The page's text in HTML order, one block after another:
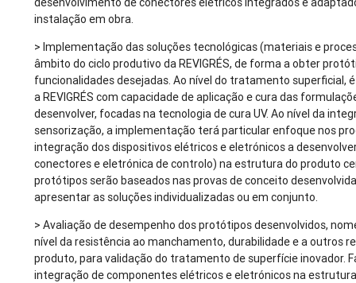
instalação em obra.
> Implementação das soluções tecnológicas (materiais e
âmbito do ciclo produtivo da REVIGRÉS, de forma a obter
funcionalidades desejadas. Ao nível do tratamento superficial,
a REVIGRÉS com capacidade de aplicação e cura das
desenvolver, focadas na tecnologia de cura UV. Ao nível da
sensorização, a implementação terá particular enfoque nos
integração dos dispositivos elétricos e eletrónicos a
conectores e eletrónica de controlo) na estrutura do produto
protótipos serão baseados nas provas de conceito
apresentar as soluções individualizadas ou em conjunto.
> Avaliação de desempenho dos protótipos desenvolvidos,
nível da resistência ao manchamento, durabilidade e a outros
produto, para validação do tratamento de superfície inovador.
integração de componentes elétricos e eletrónicos na